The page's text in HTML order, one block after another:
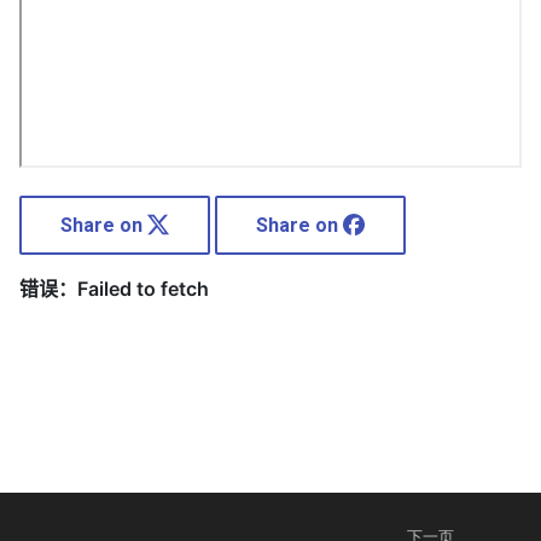
Share on Share on
下一页